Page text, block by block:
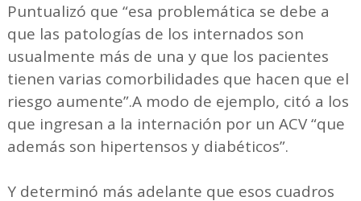
Puntualizó que “esa problemática se debe a
que las patologías de los internados son
usualmente más de una y que los pacientes
tienen varias comorbilidades que hacen que el
riesgo aumente”.A modo de ejemplo, citó a los
que ingresan a la internación por un ACV “que
además son hipertensos y diabéticos”.
Y determinó más adelante que esos cuadros